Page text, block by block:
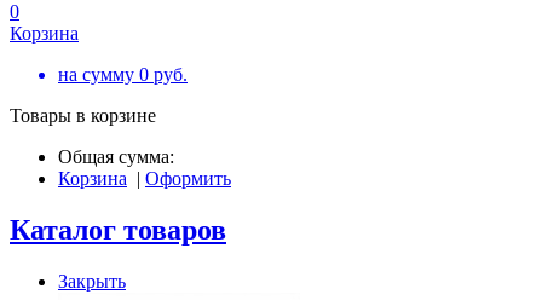
0
Корзина
на сумму 0 руб.
Товары в корзине
Общая сумма:
Корзина | Оформить
Каталог товаров
Закрыть